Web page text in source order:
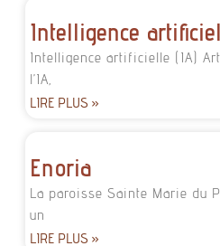
Intelligence
Intelligence artificielle (IA)
l’IA,
LIRE PLUS »
Enoria
La paroisse Sainte Marie du
un
LIRE PLUS »